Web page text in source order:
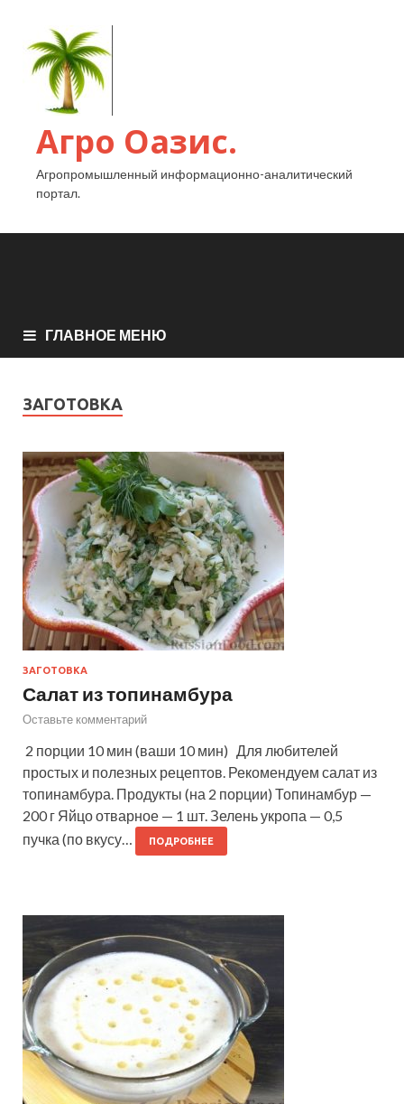
Агро Оазис.
Агропромышленный информационно-аналитический
портал.
ГЛАВНОЕ МЕНЮ
ЗАГОТОВКА
ЗАГОТОВКА
Салат из топинамбура
Оставьте комментарий
2 порции 10 мин (ваши 10 мин) Для любителей
простых и полезных рецептов. Рекомендуем салат из
топинамбура. Продукты (на 2 порции) Топинамбур —
200 г Яйцо отварное — 1 шт. Зелень укропа — 0,5
пучка (по вкусу…
ПОДРОБНЕЕ